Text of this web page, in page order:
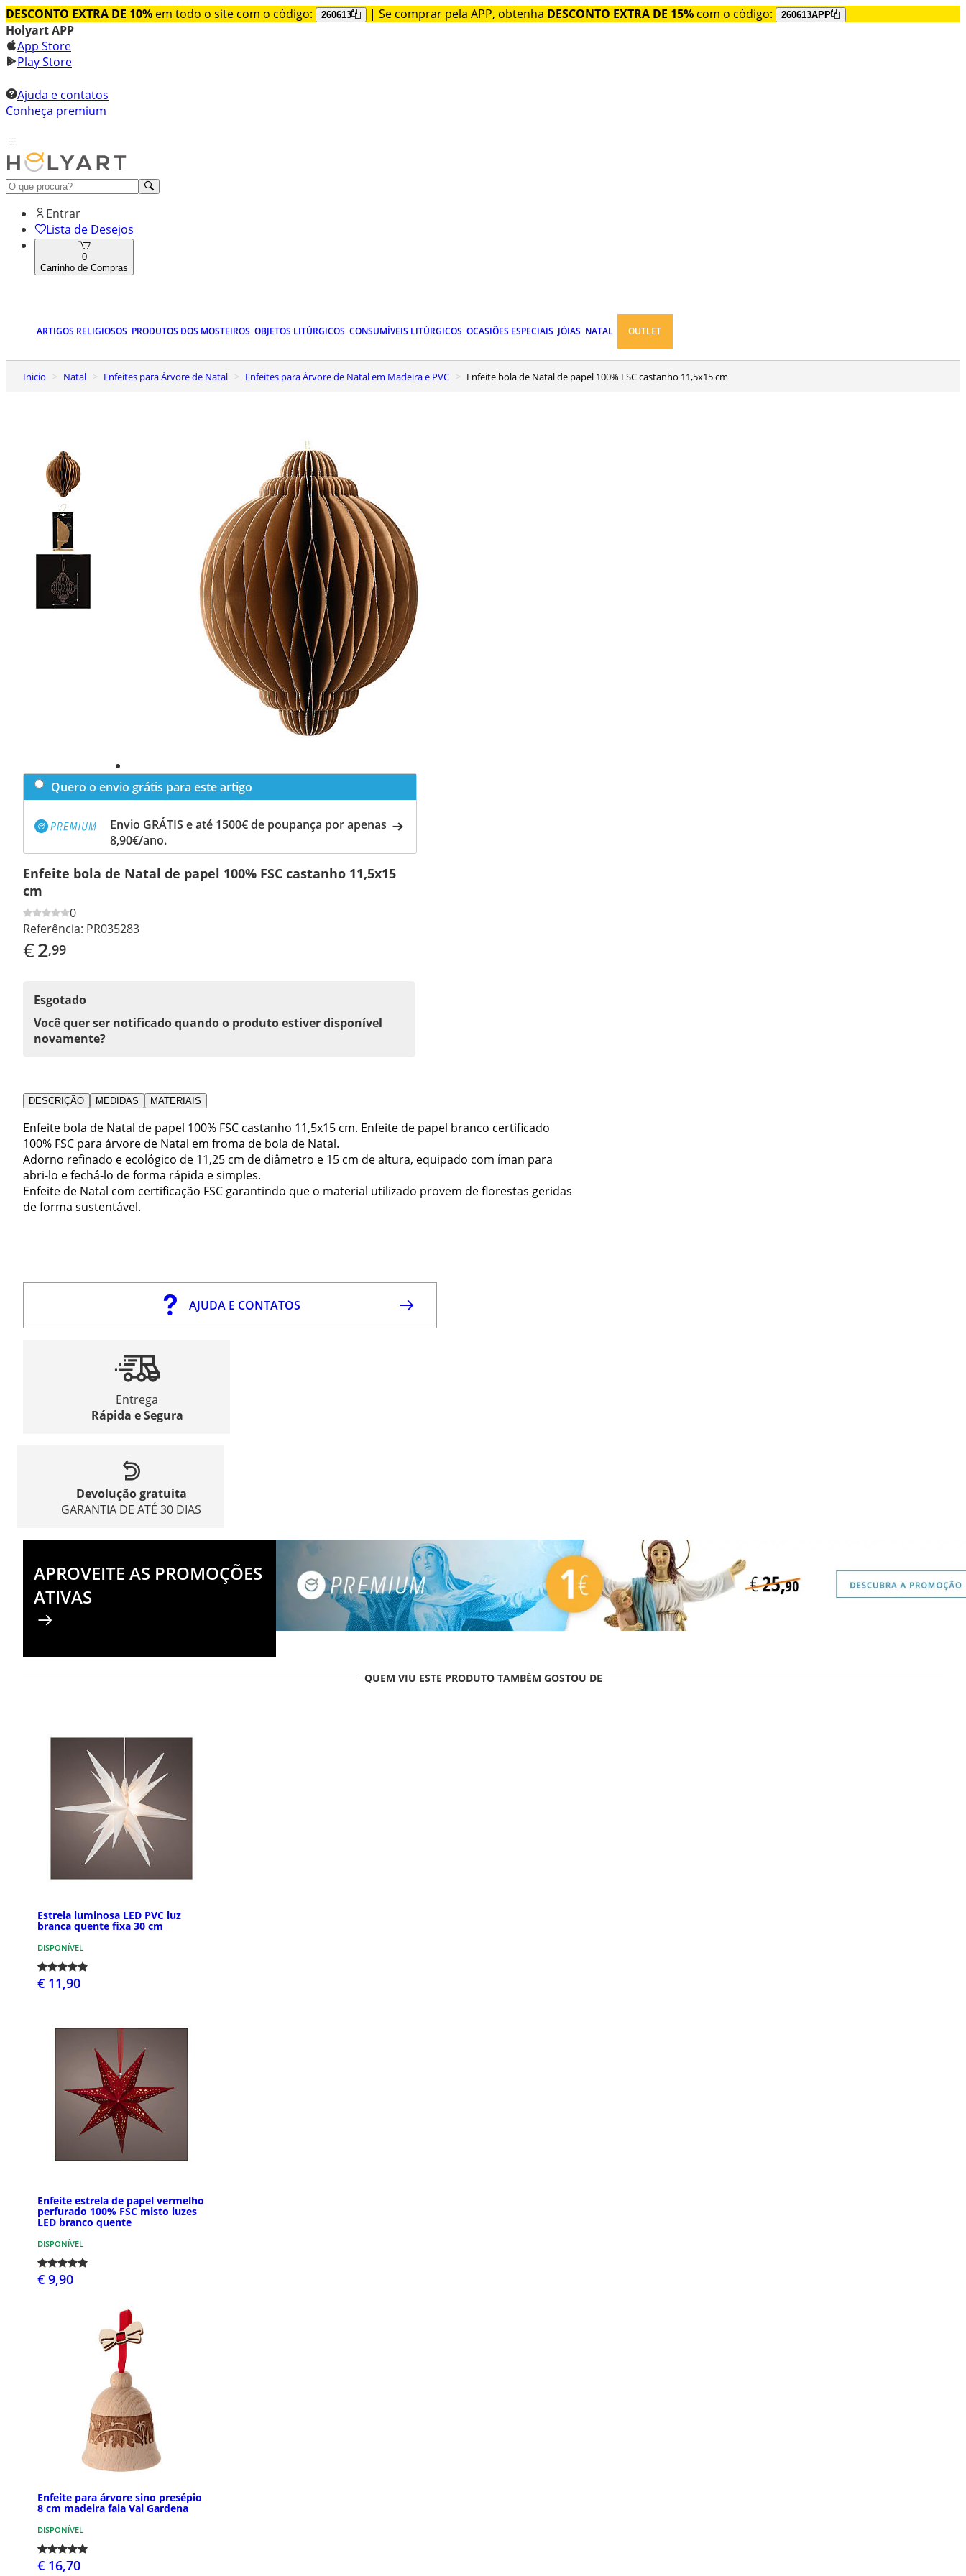
DESCONTO EXTRA DE 10% em todo o site com o código: 260613 | Se comprar pela APP, obtenha DESCONTO EXTRA DE 15% com o código: 260613APP
Holyart APP
App Store
Play Store
Ajuda e contatos
Conheça premium
Entrar
Lista de Desejos
0
Carrinho de Compras
ARTIGOS RELIGIOSOS PRODUTOS DOS MOSTEIROS OBJETOS LITÚRGICOS CONSUMÍVEIS LITÚRGICOS OCASIÕES ESPECIAIS JÓIAS NATAL OUTLET
Inicio Natal Enfeites para Árvore de Natal Enfeites para Árvore de Natal em Madeira e PVC Enfeite bola de Natal de papel 100% FSC castanho 11,5x15 cm
Quero o envio grátis para este artigo
Envio GRÁTIS e até 1500€ de poupança por apenas
8,90€/ano.
Enfeite bola de Natal de papel 100% FSC castanho 11,5x15
cm
0
Referência: PR035283
€2,99
Esgotado
Você quer ser notificado quando o produto estiver disponível
novamente?
DESCRIÇÃO MEDIDAS MATERIAIS
Enfeite bola de Natal de papel 100% FSC castanho 11,5x15 cm. Enfeite de papel branco certificado
100% FSC para árvore de Natal em froma de bola de Natal.
Adorno refinado e ecológico de 11,25 cm de diâmetro e 15 cm de altura, equipado com íman para
abri-lo e fechá-lo de forma rápida e simples.
Enfeite de Natal com certificação FSC garantindo que o material utilizado provem de florestas geridas
de forma sustentável.
AJUDA E CONTATOS
Entrega
Rápida e Segura
Devolução gratuita
GARANTIA DE ATÉ 30 DIAS
APROVEITE AS PROMOÇÕES
ATIVAS
QUEM VIU ESTE PRODUTO TAMBÉM GOSTOU DE
Estrela luminosa LED PVC luz
branca quente fixa 30 cm
DISPONÍVEL
€ 11,90
Enfeite estrela de papel vermelho
perfurado 100% FSC misto luzes
LED branco quente
DISPONÍVEL
€ 9,90
Enfeite para árvore sino presépio
8 cm madeira faia Val Gardena
DISPONÍVEL
€ 16,70